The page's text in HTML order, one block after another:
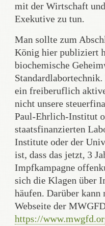
mit der Wirtschaft
Exekutive zu tun.
Man sollte zum
König hier publiziert
biochemische
Standardlabortechnik.
ein freiberuflich
nicht unsere
Paul-Ehrlich-Institut
staatsfinanzierten
Institute oder der
ist, dass das jetzt, 3
Impfkampagne
sich die Klagen über
häufen. Darüber kann
Webseite der
https://